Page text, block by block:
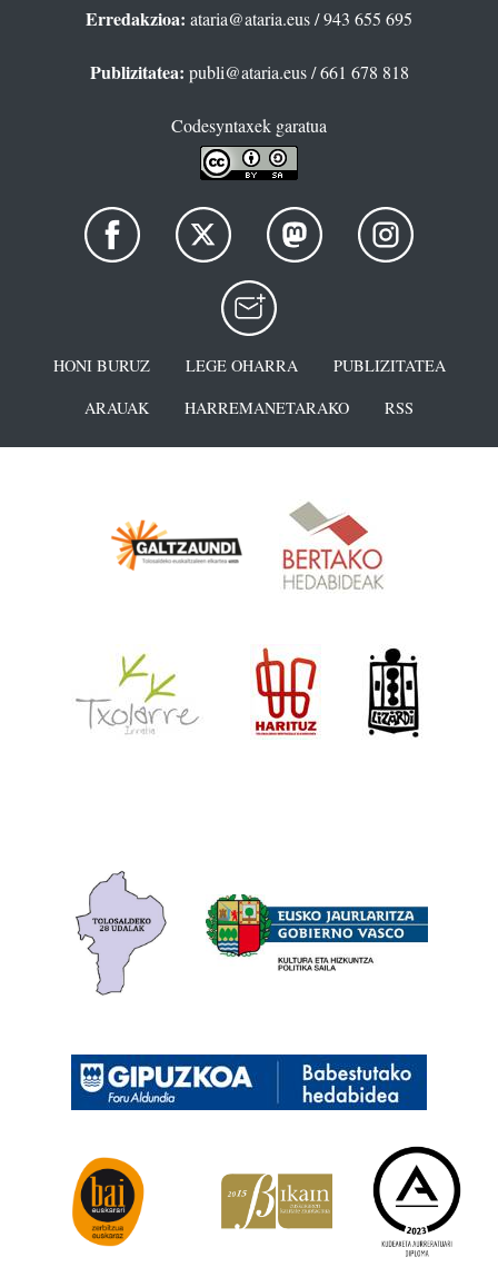
Erredakzioa: ataria@ataria.eus/ 943 655 695
Publizitatea: publi@ataria.eus/ 661 678 818
Codesyntaxek garatua
HONI BURUZ LEGE OHARRA
PUBLIZITATEA
ARAUAK
HARREMANETARAKO RSS